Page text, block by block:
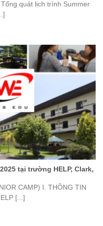
quát lịch trình Summer
tại trường HELP, Clark,
CAMP) I. THÔNG TIN
[...]